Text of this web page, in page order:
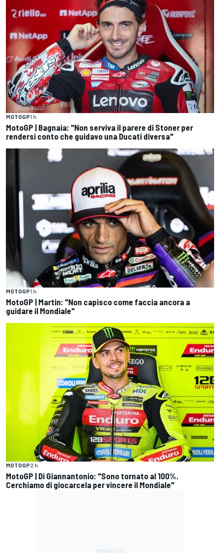
MOTOGP1 h
MotoGP | Bagnaia: "Non serviva il parere di Stoner per
rendersi conto che guidavo una Ducati diversa"
MOTOGP1 h
MotoGP | Martin: "Non capisco come faccia ancora a
guidare il Mondiale"
MOTOGP2 h
MotoGP | Di Giannantonio: "Sono tornato al 100%.
Cerchiamo di giocarcela per vincere il Mondiale"